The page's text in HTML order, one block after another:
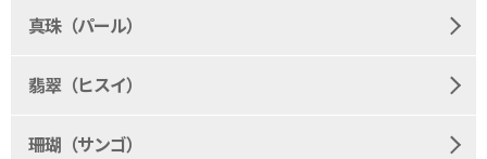
真珠（パール）
翡翠（ヒスイ）
珊瑚（サンゴ）